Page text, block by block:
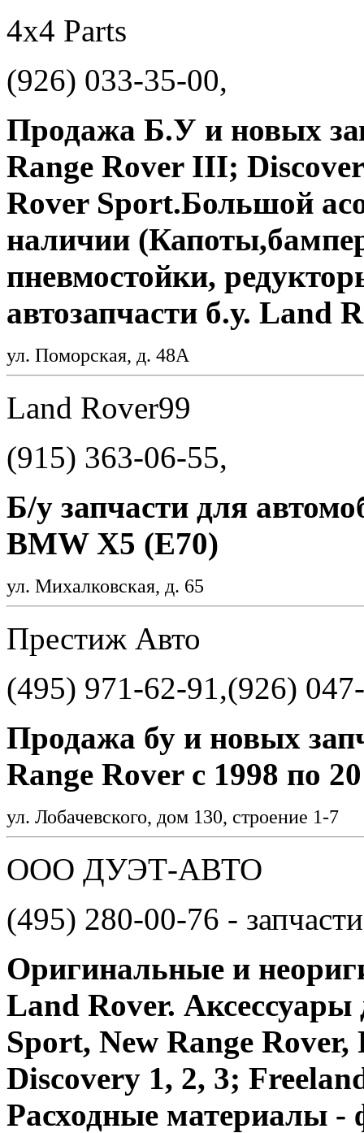
4х4 Parts
(926) 033-35-00,
Продажа Б.У и новых
Range Rover III;
Rover Sport.Большой
наличии
пневмостойки,
автозапчасти б.у. Land
ул. Поморская, д. 48А
Land Rover99
(915) 363-06-55,
Б/у запчасти для
BMW X5 (E70)
ул. Михалковская, д. 65
Престиж Авто
(495) 971-62-91,(926)
Продажа бу и новых
Range Rover с 1998 по
ул. Лобачевского, дом 130, строение 1-7
ООО ДУЭТ-АВТО
(495) 280-00-76 -
Оригинальные и
Land Rover. Аксессуары
Sport, New Range Rover,
Discovery 1, 2, 3;
Расходные материалы -